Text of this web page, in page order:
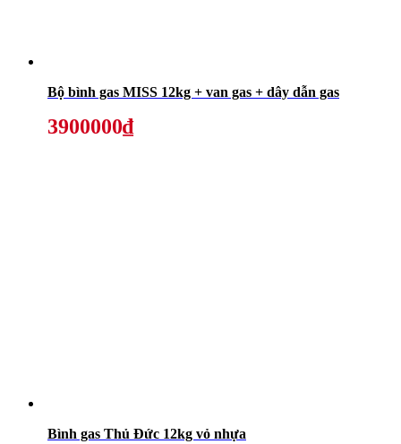
Bộ bình gas MISS 12kg + van gas + dây dẫn gas
3900000₫
Bình gas Thủ Đức 12kg vỏ nhựa